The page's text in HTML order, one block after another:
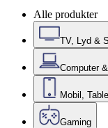
Alle produkter
TV, Lyd &
Computer
Mobil,
Gaming